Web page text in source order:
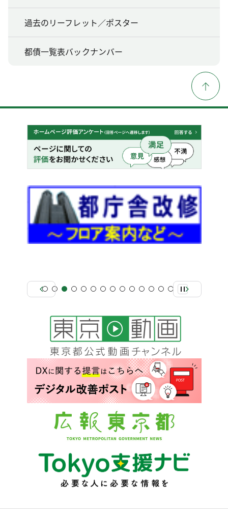
過去のリーフレット／ポスター
都債一覧表バックナンバー